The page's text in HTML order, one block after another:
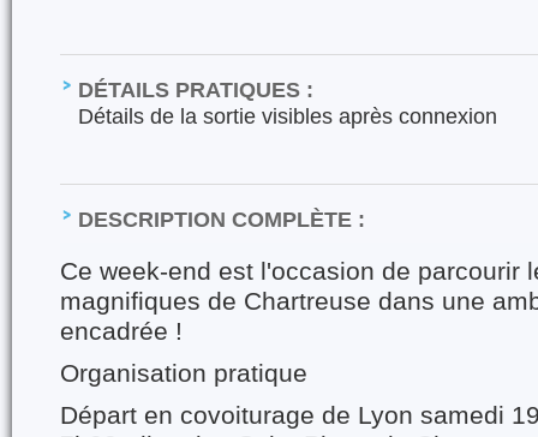
DÉTAILS PRATIQUES :
Détails de la sortie visibles après connexion
DESCRIPTION COMPLÈTE :
Ce week-end est l'occasion de parcourir
magnifiques de Chartreuse dans une
encadrée !
Organisation pratique
Départ en covoiturage de Lyon samedi